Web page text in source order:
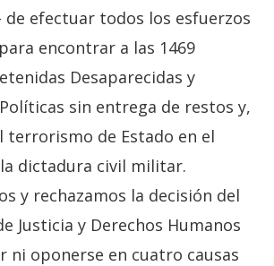
de efectuar todos los esfuerzos
encontrar a las 1469
Desaparecidas y
sin entrega de restos y,
terrorismo de Estado en el
dictadura civil militar.
y rechazamos la decisión del
Justicia y Derechos Humanos
ni oponerse en cuatro causas